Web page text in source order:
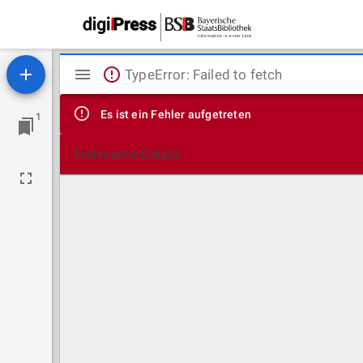
1
Mirador
Viewer
TypeError: Failed to fetch
Es ist ein Fehler aufgetreten
Technische Details